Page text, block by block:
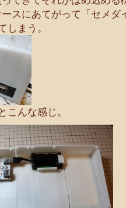
ースにあてがって「セメ
しまう。
こんな感じ。